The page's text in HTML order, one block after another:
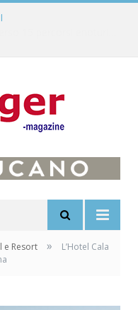
e Resort »
L’Hotel Cala